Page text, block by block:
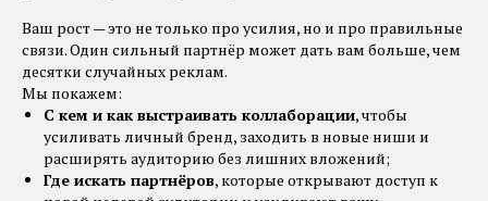
Ваш рост — это не только про усилия, но и про правильные
связи. Один сильный партнёр может дать вам больше, чем
десятки случайных реклам.
Мы покажем:
С кем и как выстраивать коллаборации, чтобы
усиливать личный бренд, заходить в новые ниши и
расширять аудиторию без лишних вложений;
Где искать партнёров, которые открывают доступ к